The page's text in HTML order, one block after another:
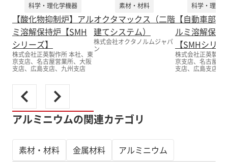
科学・理化学機器
【酸化物抑制炉】アル
ミ溶解保持炉【SMH
シリーズ】
株式会社正英製作所 本社、東
京支店、名古屋営業所、大阪
支店、広島支店、九州支店
素材・材料
オクタマックス（二階
建てシステム）
株式会社オクタノルムジャパ
ン
科学・理化
【自動車部
ルミ溶解保持
【SMHシリ
株式会社正英製作
京支店、名古屋営
支店、広島支店、
アルミニウムの関連カテゴリ
素材・材料 金属材料 アルミニウム